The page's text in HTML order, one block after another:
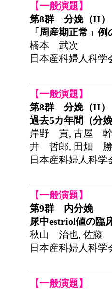
【一般演題】
第8群 分娩（II）
「周産期正常」例
橋本 武次
日本産科婦人科学
【一般演題】
第8群 分娩（II）
過去5カ年間（分
岸野 貢, 古屋
井 哲郎, 田畑
日本産科婦人科学
【一般演題】
第9群 内分娩
尿中estriol値の臨
秋山 治也, 佐藤
日本産科婦人科学
【一般演題】